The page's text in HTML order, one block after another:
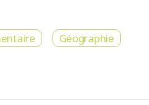
Géographie